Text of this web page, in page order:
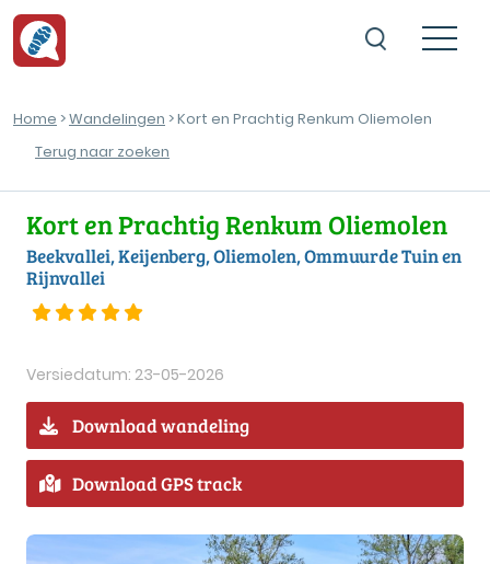
Home >Wandelingen > Kort en Prachtig Renkum Oliemolen
Terug naar zoeken
Kort en Prachtig Renkum Oliemolen
Beekvallei, Keijenberg, Oliemolen, Ommuurde Tuin en
Rijnvallei
Versiedatum: 23-05-2026
Download wandeling
Download GPS track